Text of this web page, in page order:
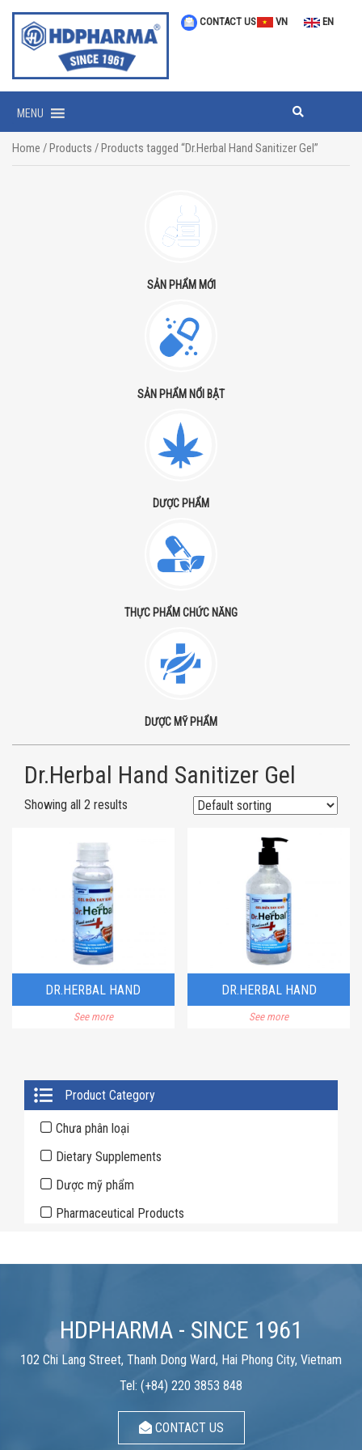
CONTACT US VN EN
MENU
Home /Products / Products tagged “Dr.Herbal Hand Sanitizer Gel”
SẢN PHẨM MỚI
SẢN PHẨM NỔI BẬT
DƯỢC PHẨM
THỰC PHẨM CHỨC NĂNG
DƯỢC MỸ PHẨM
Primary
Sidebar
Product Category
Chưa phân loại
Dietary Supplements
Dược mỹ phẩm
Pharmaceutical Products
Dr.Herbal Hand Sanitizer Gel
Showing all 2 results
DR.HERBAL HAND
SANITIZER GEL – 100ML
See more
DR.HERBAL HAND
SANITIZER GEL – 500ML
See more
HDPHARMA - SINCE 1961
102 Chi Lang Street, Thanh Dong Ward, Hai Phong City, Vietnam
Tel: (+84) 220 3853 848
CONTACT US